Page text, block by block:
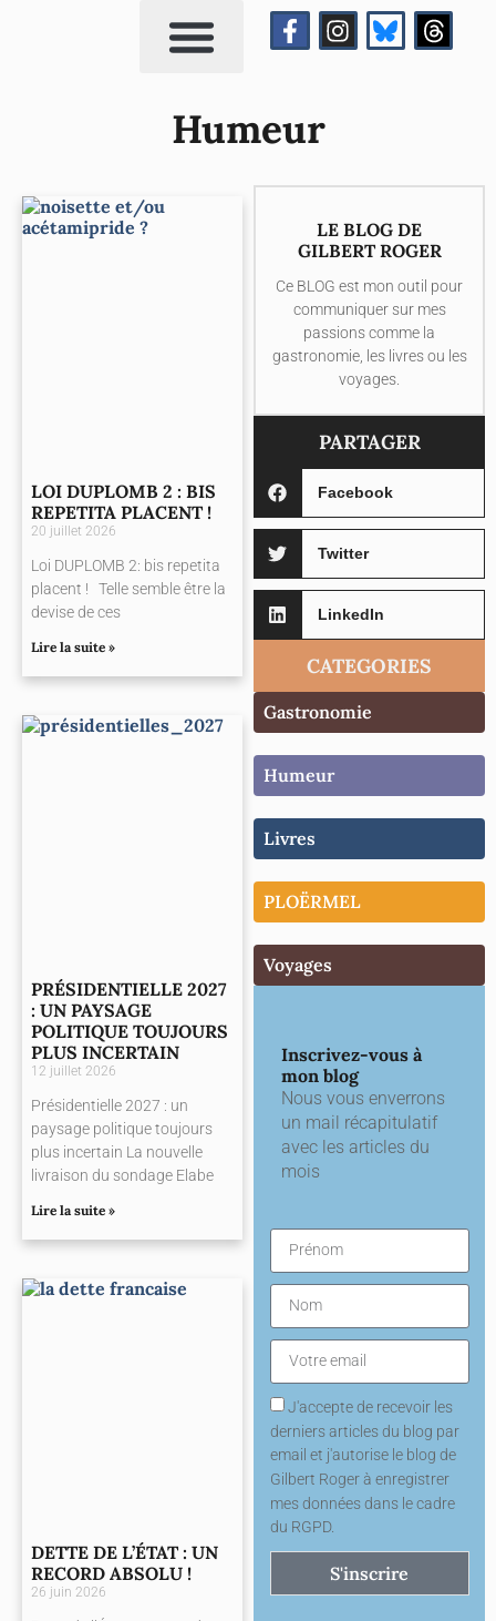
Humeur
LOI DUPLOMB 2 : BIS
REPETITA PLACENT !
20 juillet 2026
Loi DUPLOMB 2: bis repetita
placent ! Telle semble être la
devise de ces
Lire la suite »
PRÉSIDENTIELLE 2027
: UN PAYSAGE
POLITIQUE TOUJOURS
PLUS INCERTAIN
12 juillet 2026
Présidentielle 2027 : un
paysage politique toujours
plus incertain La nouvelle
livraison du sondage Elabe
Lire la suite »
DETTE DE L’ÉTAT : UN
RECORD ABSOLU !
26 juin 2026
LE BLOG DE
GILBERT ROGER
Ce BLOG est mon outil pour
communiquer sur mes
passions comme la
gastronomie, les livres ou les
voyages.
PARTAGER
Facebook
Twitter
LinkedIn
CATEGORIES
Gastronomie
Humeur
Livres
PLOËRMEL
Voyages
Inscrivez-vous à
mon blog
Nous vous enverrons
un mail récapitulatif
avec les articles du
mois
J'accepte de recevoir les
derniers articles du blog par
email et j'autorise le blog de
Gilbert Roger à enregistrer
mes données dans le cadre
du RGPD.
S'inscrire